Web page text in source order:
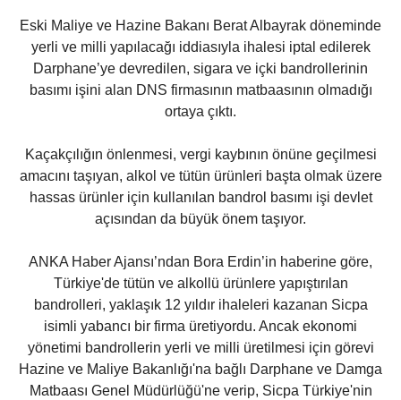
Eski Maliye ve Hazine Bakanı Berat Albayrak döneminde
yerli ve milli yapılacağı iddiasıyla ihalesi iptal edilerek
Darphane’ye devredilen, sigara ve içki bandrollerinin
basımı işini alan DNS firmasının matbaasının olmadığı
ortaya çıktı.
Kaçakçılığın önlenmesi, vergi kaybının önüne geçilmesi
amacını taşıyan, alkol ve tütün ürünleri başta olmak üzere
hassas ürünler için kullanılan bandrol basımı işi devlet
açısından da büyük önem taşıyor.
ANKA Haber Ajansı’ndan Bora Erdin’in haberine göre,
Türkiye'de tütün ve alkollü ürünlere yapıştırılan
bandrolleri, yaklaşık 12 yıldır ihaleleri kazanan Sicpa
isimli yabancı bir firma üretiyordu. Ancak ekonomi
yönetimi bandrollerin yerli ve milli üretilmesi için görevi
Hazine ve Maliye Bakanlığı'na bağlı Darphane ve Damga
Matbaası Genel Müdürlüğü'ne verip, Sicpa Türkiye'nin